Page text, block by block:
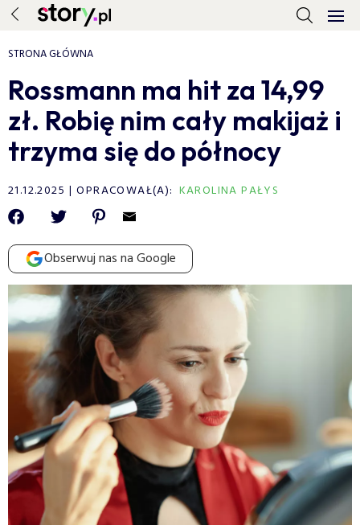
STRONA GŁÓWNA
Rossmann ma hit za 14,99
zł. Robię nim cały makijaż i
trzyma się do północy
21.12.2025 OPRACOWAŁ(A): KAROLINA PAŁYS
Obserwuj nas na Google